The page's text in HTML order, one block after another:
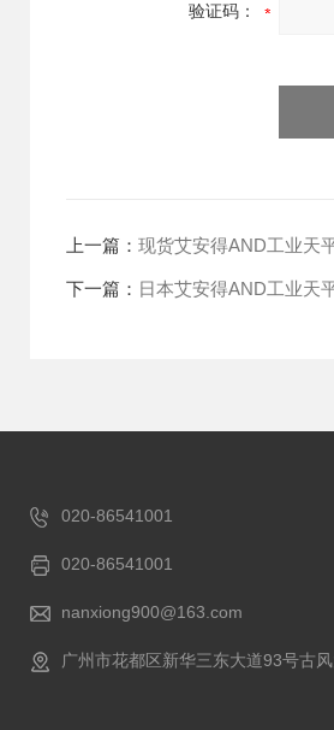
验证码：
上一篇： 现货艾安得AND工业天
下一篇： 日本艾安得AND工业天
020-86541001
020-86541001
nanxiong900@163.com
广州市花都区新华三东大道93号古